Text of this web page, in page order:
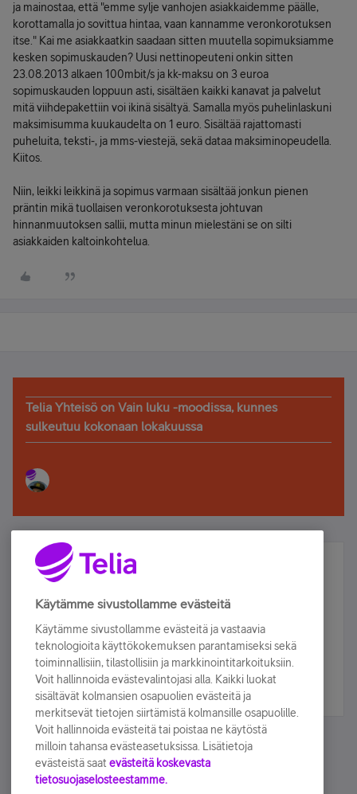
ja mainostaa, että "emme sylje vanhojen asiakkaidemme päälle,
korottamalla jo sovittua hintaa, vaan kannamme veronkorotuksen
itse." Kai me asiakkaatkin saadaan sitten muutella sopimuksiamme
kesken sopimuskauden? Uusi nettinopeuteni onkin sitten
23.08.2013 alkaen 100mbit/s ja kk-maksu on 3 euroa
sopimuskauden loppuun asti, sisältäen kaikki kanavat ja palvelut
mitä viihdepakettiin voi ikinä sisältyä. Samalla myös puhelinlaskuni
maksimisumma kuukaudelta on 1 euro. Sisältää rajattomasti
puheluita, teksti-, ja mms-viestejä, sekä dataa maksiminopeudella.
Kiitos.
Niin, leikki leikkinä ja sopimus varmaan sisältää jonkun pienen
präntin mikä tuollaisen veronkorotuksesta johtuvan
hinnanmuutoksen sallii, mutta minun mielestäni se on silti
asiakkaiden kaltoinkohtelua.
Telia Yhteisö on Vain luku -moodissa, kunnes
sulkeutuu kokonaan lokakuussa
Älä jää paitsi – osallistu ja voita!
Tilaa Telian uutiskirje ja olet mukana arvonnassa.
sähköpostiisi.
Tilaa nyt
Käytämme sivustollamme evästeitä
Käytämme sivustollamme evästeitä ja vastaavia
teknologioita käyttökokemuksen parantamiseksi sekä
toiminnallisiin, tilastollisiin ja markkinointitarkoituksiin.
Voit hallinnoida evästevalintojasi alla. Kaikki luokat
sisältävät kolmansien osapuolien evästeitä ja
merkitsevät tietojen siirtämistä kolmansille osapuolille.
Voit hallinnoida evästeitä tai poistaa ne käytöstä
milloin tahansa evästeasetuksissa. Lisätietoja
evästeistä saat evästeitä koskevasta
tietosuojaselosteestamme.